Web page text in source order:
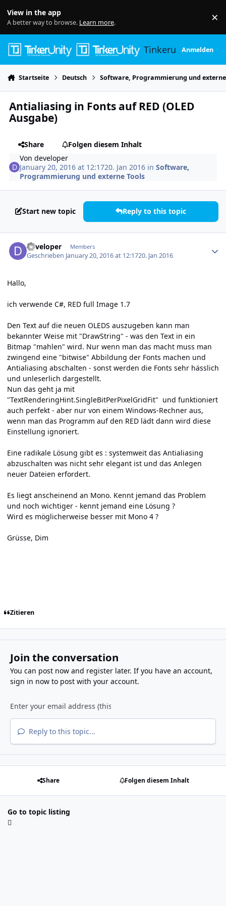
View in the app
A better way to browse. Learn more. ×
TinkerunityAnmelden
Startseite Deutsch Software, Programmierung und
Antialiasing in Fonts auf RED (OLED
Ausgabe)
Share
Folgen diesem Inhalt
Vondeveloper
January 20, 2016 at 12:1720. Jan 2016 inSoftware,
Programmierung und externe Tools
Start new topic Reply to this topic
developer Members
Geschrieben January 20, 2016 at 12:1720. Jan 2016
Hallo,
ich verwende C#, RED full Image 1.7
Den Text auf die neuen OLEDS auszugeben kann man
bekannter Weise mit "DrawString" - was den Text in ein
Bitmap "mahlen" wird. Nur wenn man das macht muss man
zwingend eine "bitwise" Abbildung der Fonts machen und
Antialiasing abschalten - sonst werden die Fonts sehr hässlich
und unleserlich dargestellt.
Nun das geht ja mit
"TextRenderingHint.SingleBitPerPixelGridFit" und funktioniert
auch perfekt - aber nur von einem Windows-Rechner aus,
wenn man das Programm auf den RED lädt dann wird diese
Einstellung ignoriert.
Eine radikale Lösung gibt es : systemweit das Antialiasing
abzuschalten was nicht sehr elegant ist und das Anlegen
neuer Dateien erfordert.
Es liegt anscheinend an Mono. Kennt jemand das Problem
und noch wichtiger - kennt jemand eine Lösung ?
Wird es möglicherweise besser mit Mono 4 ?
Grüsse, Dim
Zitieren
Join the conversation
You can post now and register later. If you have an account,
sign in nowto post with your account.
Reply to this topic...
Share Folgen diesem Inhalt
Go to topic listing